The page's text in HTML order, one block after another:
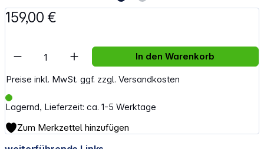
159,00 €
Preise inkl. MwSt. ggf. zzgl. Versandkosten
Lagernd, Lieferzeit: ca. 1-5 Werktage
Artikel Anzahl: Gib den gewünschten
In den Warenkorb
Zum Merkzettel hinzufügen